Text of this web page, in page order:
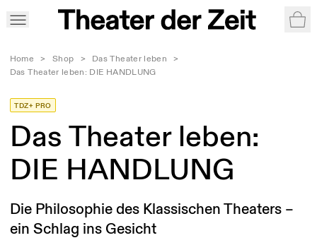
Home > Shop > Das Theater leben
>
Das Theater leben: DIE HANDLUNG
TDZ+ PRO
Das Theater leben:
DIE HANDLUNG
Die Philosophie des Klassischen Theaters –
ein Schlag ins Gesicht